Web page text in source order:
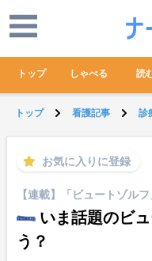
トップ しゃべる 読
トップ 看護記事 診
お気に入りに登録
【連載】「ビュートゾル
いま話題のビ
う？